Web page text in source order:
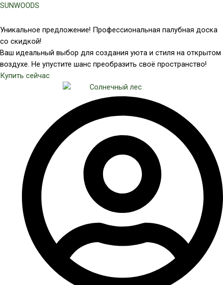
Перейти
содержимому
SUNWOODS
Уникальное предложение! Профессиональная палубная доска
со скидкой!
Ваш идеальный выбор для создания уюта и стиля на открытом
воздухе. Не упустите шанс преобразить своё пространство!
Купить сейчас